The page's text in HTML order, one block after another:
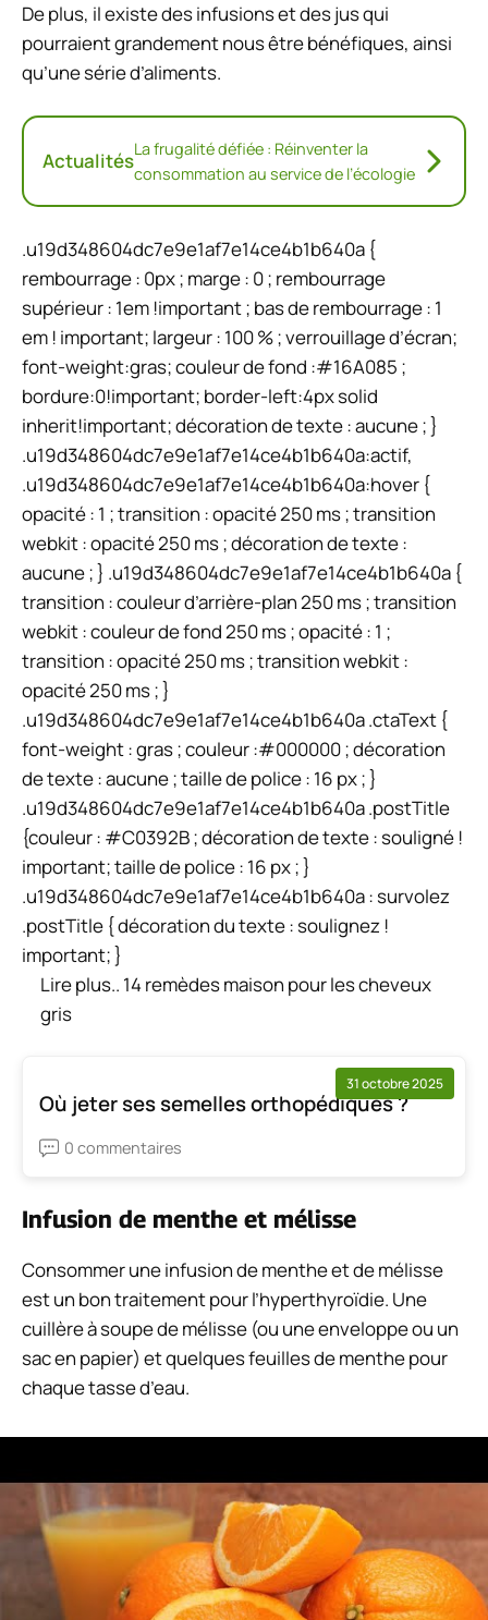
De plus, il existe des infusions et des jus qui
pourraient grandement nous être bénéfiques, ainsi
qu’une série d’aliments.
ActualitésLa frugalité défiée : Réinventer la
consommation au service de l’écologie
.u19d348604dc7e9e1af7e14ce4b1b640a {
rembourrage : 0px ; marge : 0 ; rembourrage
supérieur : 1em !important ; bas de rembourrage : 1
em ! important; largeur : 100 % ; verrouillage d’écran;
font-weight:gras; couleur de fond :#16A085 ;
bordure:0!important; border-left:4px solid
inherit!important; décoration de texte : aucune ; }
.u19d348604dc7e9e1af7e14ce4b1b640a:actif,
.u19d348604dc7e9e1af7e14ce4b1b640a:hover {
opacité : 1 ; transition : opacité 250 ms ; transition
webkit : opacité 250 ms ; décoration de texte :
aucune ; } .u19d348604dc7e9e1af7e14ce4b1b640a {
transition : couleur d’arrière-plan 250 ms ; transition
webkit : couleur de fond 250 ms ; opacité : 1 ;
transition : opacité 250 ms ; transition webkit :
opacité 250 ms ; }
.u19d348604dc7e9e1af7e14ce4b1b640a .ctaText {
font-weight : gras ; couleur :#000000 ; décoration
de texte : aucune ; taille de police : 16 px ; }
.u19d348604dc7e9e1af7e14ce4b1b640a .postTitle
{couleur : #C0392B ; décoration de texte : souligné !
important; taille de police : 16 px ; }
.u19d348604dc7e9e1af7e14ce4b1b640a : survolez
.postTitle { décoration du texte : soulignez !
important; }
Lire plus.. 14 remèdes maison pour les cheveux
gris
31 octobre 2025
Où jeter ses semelles orthopédiques ?
0 commentaires
Infusion de menthe et mélisse
Consommer une infusion de menthe et de mélisse
est un bon traitement pour l’hyperthyroïdie. Une
cuillère à soupe de mélisse (ou une enveloppe ou un
sac en papier) et quelques feuilles de menthe pour
chaque tasse d’eau.
La préparation est comme le reste des infusions qui
l’ajouter au récipient, soit une théière ou une tasse,
où se trouvent la mélisse et la menthe. Couvrez-le et
laissez-le reposer pendant 10 minutes. Ensuite,
nous pouvons ajouter du miel, de la mélasse, de la